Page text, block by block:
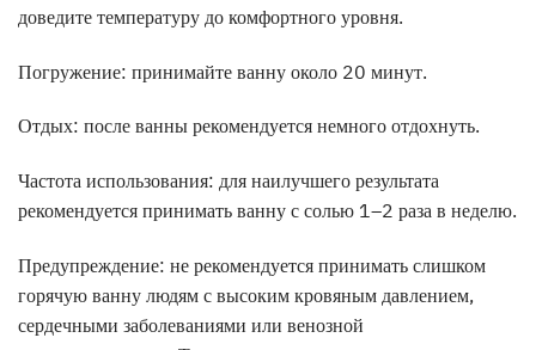
доведите температуру до комфортного уровня.
Погружение: принимайте ванну около 20 минут.
Отдых: после ванны рекомендуется немного отдохнуть.
Частота использования: для наилучшего результата
рекомендуется принимать ванну с солью 1–2 раза в неделю.
Предупреждение: не рекомендуется принимать слишком
горячую ванну людям с высоким кровяным давлением,
сердечными заболеваниями или венозной